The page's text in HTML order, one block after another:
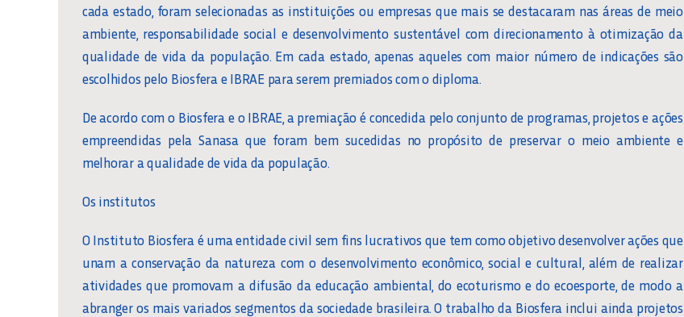
cada estado, foram selecionadas as instituições ou empresas que mais se destacaram nas áreas de meio
ambiente, responsabilidade social e desenvolvimento sustentável com direcionamento à otimização da
qualidade de vida da população. Em cada estado, apenas aqueles com maior número de indicações são
escolhidos pelo Biosfera e IBRAE para serem premiados com o diploma.
De acordo com o Biosfera e o IBRAE, a premiação é concedida pelo conjunto de programas, projetos e ações
empreendidas pela Sanasa que foram bem sucedidas no propósito de preservar o meio ambiente e
melhorar a qualidade de vida da população.
Os institutos
O Instituto Biosfera é uma entidade civil sem fins lucrativos que tem como objetivo desenvolver ações que
unam a conservação da natureza com o desenvolvimento econômico, social e cultural, além de realizar
atividades que promovam a difusão da educação ambiental, do ecoturismo e do ecoesporte, de modo a
abranger os mais variados segmentos da sociedade brasileira. O trabalho da Biosfera inclui ainda projetos